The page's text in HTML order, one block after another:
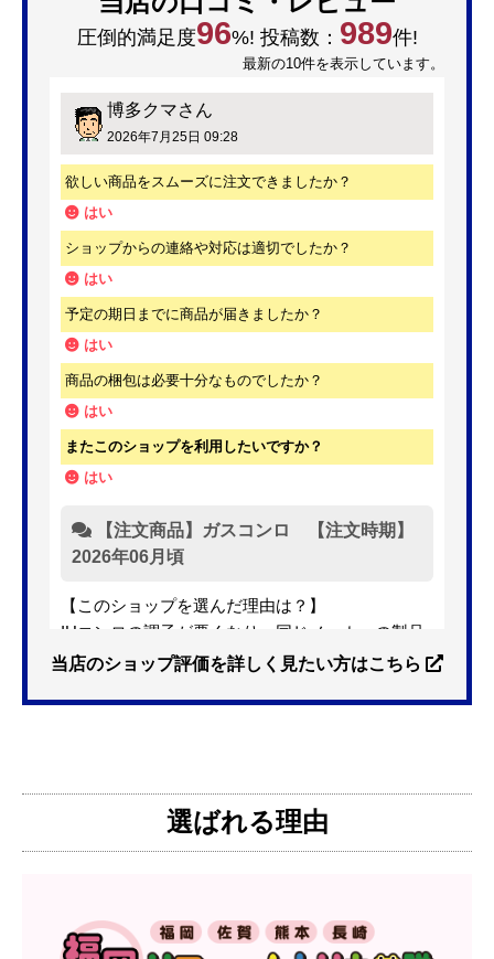
圧倒的満足度96%! 投稿数： 989件!
最新の10件を表示しています。
博多クマさん
2026年7月25日 09:28
欲しい商品をスムーズに注文できましたか？
はい
ショップからの連絡や対応は適切でしたか？
はい
予定の期日までに商品が届きましたか？
はい
商品の梱包は必要十分なものでしたか？
はい
またこのショップを利用したいですか？
はい
【注文商品】ガスコンロ 【注文時期】
2026年06月頃
【このショップを選んだ理由は？】
IHコンロの調子が悪くなり、同じメーカーの製品
を探していました。ただ、3口から2口のものへ変
は需要が少なく製品によっては割高になるとのこ
ろ、希望した製品が量販店よりかなり安い価格で
あったので購入いたしました。
【その他感想・コメント】
当店のショップ評価を詳しく見たい方はこちら
選ばれる理由